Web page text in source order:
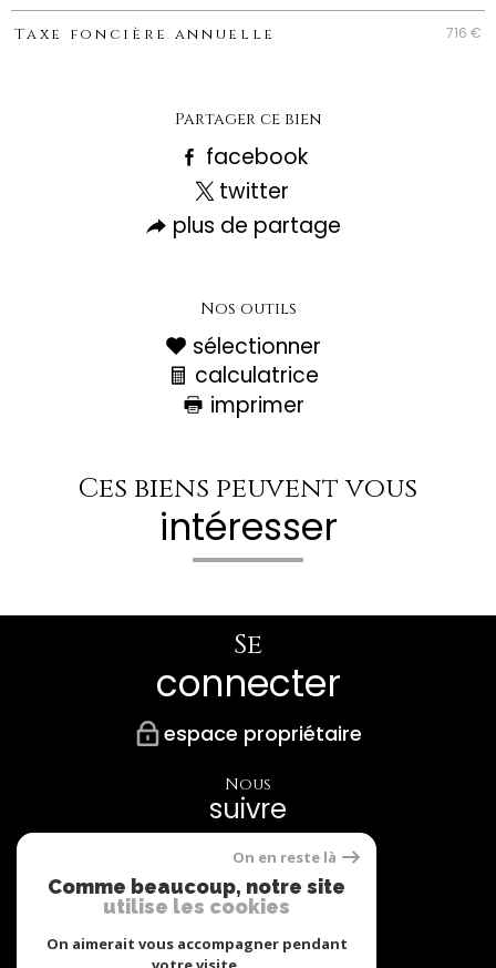
Taxe foncière annuelle 716 €
Partager ce bien
facebook
twitter
plus de partage
Nos outils
sélectionner
calculatrice
imprimer
Ces biens peuvent vous
intéresser
Se
connecter
espace propriétaire
Nous
suivre
Nos
Partenaires
On en reste là
Comme beaucoup, notre site
utilise les cookies
On aimerait vous accompagner pendant